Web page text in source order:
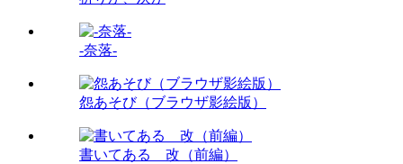
-奈落-
怨あそび（ブラウザ影絵版）
書いてある 改（前編）